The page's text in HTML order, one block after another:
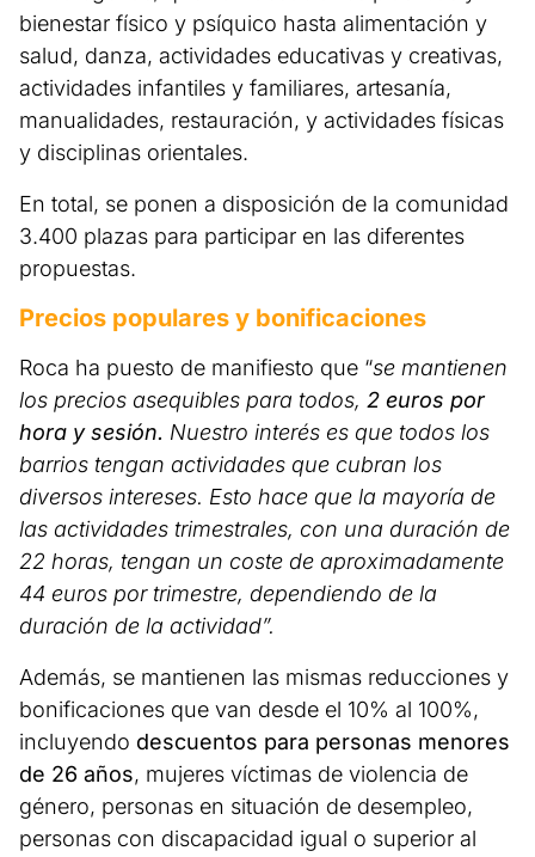
bienestar físico y psíquico hasta alimentación y
salud, danza, actividades educativas y creativas,
actividades infantiles y familiares, artesanía,
manualidades, restauración, y actividades físicas
y disciplinas orientales.
En total, se ponen a disposición de la comunidad
3.400 plazas para participar en las diferentes
propuestas.
Precios populares y bonificaciones
Roca ha puesto de manifiesto que “se mantienen
los precios asequibles para todos, 2 euros por
hora y sesión. Nuestro interés es que todos los
barrios tengan actividades que cubran los
diversos intereses. Esto hace que la mayoría de
las actividades trimestrales, con una duración de
22 horas, tengan un coste de aproximadamente
44 euros por trimestre, dependiendo de la
duración de la actividad”.
Además, se mantienen las mismas reducciones y
bonificaciones que van desde el 10% al 100%,
incluyendo descuentos para personas menores
de 26 años, mujeres víctimas de violencia de
género, personas en situación de desempleo,
personas con discapacidad igual o superior al